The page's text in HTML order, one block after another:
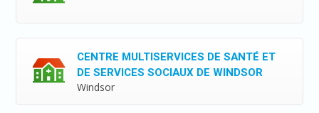
CENTRE MULTISERVICES DE SANTÉ ET
DE SERVICES SOCIAUX DE WINDSOR
Windsor